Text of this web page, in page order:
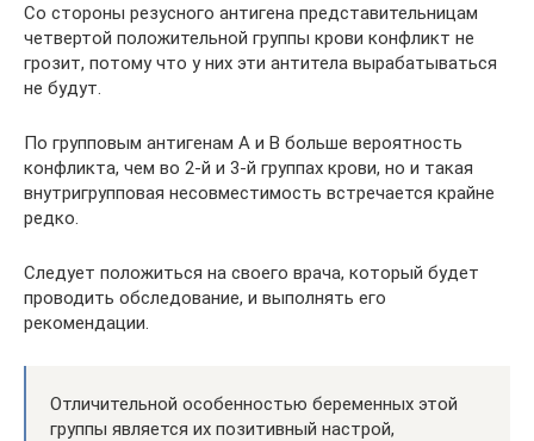
Со стороны резусного антигена представительницам
четвертой положительной группы крови конфликт не
грозит, потому что у них эти антитела вырабатываться
не будут.
По групповым антигенам А и В больше вероятность
конфликта, чем во 2-й и 3-й группах крови, но и такая
внутригрупповая несовместимость встречается крайне
редко.
Следует положиться на своего врача, который будет
проводить обследование, и выполнять его
рекомендации.
Отличительной особенностью беременных этой
группы является их позитивный настрой,